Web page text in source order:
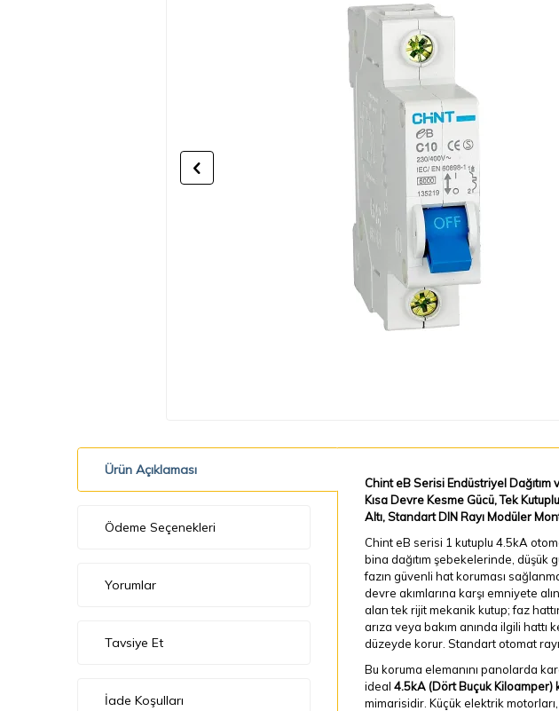
Ürün Açıklaması
Ödeme Seçenekleri
Yorumlar
Tavsiye Et
İade Koşulları
Chint eB Serisi Endüstriyel
Kısa Devre Kesme Gücü, Tek
Altı, Standart DIN Rayı Modüler
Chint eB serisi 1 kutuplu 4.5kA
bina dağıtım şebekelerinde,
fazın güvenli hat koruması
devre akımlarına karşı emniyete
alan tek rijit mekanik kutup; faz
arıza veya bakım anında ilgili
düzeyde korur. Standart otomat
Bu koruma elemanını panolarda
ideal 4.5kA (Dört Buçuk Kiloamper)
mimarisidir. Küçük elektrik